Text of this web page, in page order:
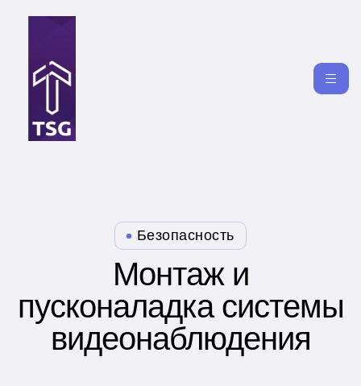
Безопасность
Монтаж и
пусконаладка системы
видеонаблюдения